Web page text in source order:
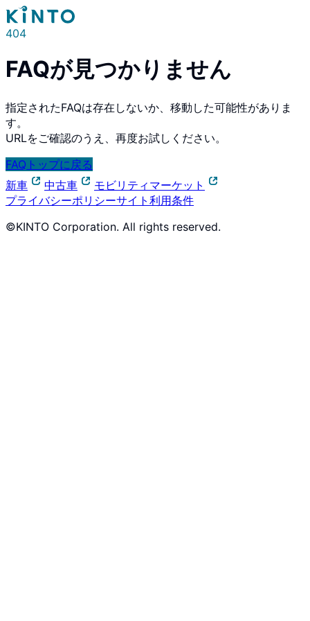
404
FAQが見つかりません
指定されたFAQは存在しないか、移動した可能性がありま
す。
URLをご確認のうえ、再度お試しください。
FAQトップに戻る
新車
中古車
モビリティマーケット
プライバシーポリシーサイト利用条件
©KINTO Corporation. All rights reserved.